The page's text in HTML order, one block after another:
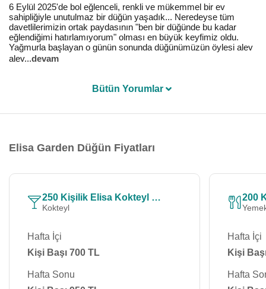
6 Eylül 2025'de bol eğlenceli, renkli ve mükemmel bir ev
sahipliğiyle unutulmaz bir düğün yaşadık... Neredeyse tüm
davetlilerimizin ortak paydasının "ben bir düğünde bu kadar
eğlendiğimi hatırlamıyorum" olması en büyük keyfimiz oldu.
Yağmurla başlayan o günün sonunda düğünümüzün öylesi alev
alev...devam
Bütün Yorumlar
Elisa Garden Düğün Fiyatları
250 Kişilik Elisa Kokteyl Menü
Kokteyl
Hafta İçi
Kişi Başı 700 TL
Hafta Sonu
200
Hafta İçi
Kişi
Hafta